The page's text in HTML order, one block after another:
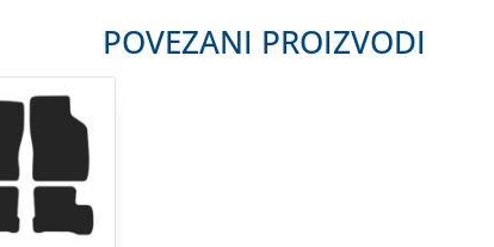
POVEZANI PROIZVODI